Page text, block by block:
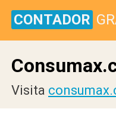
CONTADOR
Visita